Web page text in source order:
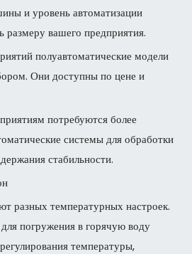
и уровень автоматизации
размеру вашего предприятия.
полуавтоматические модели
Они доступны по цене и
потребуются более
системы для обработки
стабильности.
разных температурных настроек.
погружения в горячую воду
температуры,